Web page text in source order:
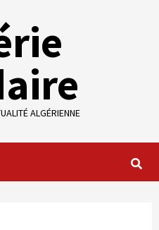
ALGÉRIENNE